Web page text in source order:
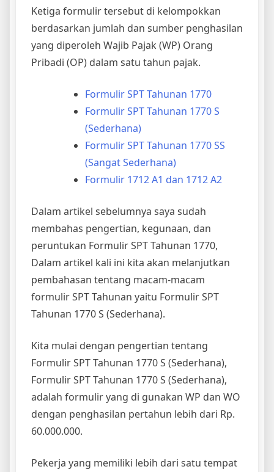
Ketiga formulir tersebut di kelompokkan
berdasarkan jumlah dan sumber penghasilan
yang diperoleh Wajib Pajak (WP) Orang
Pribadi (OP) dalam satu tahun pajak.
Formulir SPT Tahunan 1770
Formulir SPT Tahunan 1770 S
(Sederhana)
Formulir SPT Tahunan 1770 SS
(Sangat Sederhana)
Formulir 1712 A1 dan 1712 A2
Dalam artikel sebelumnya saya sudah
membahas pengertian, kegunaan, dan
peruntukan Formulir SPT Tahunan 1770,
Dalam artikel kali ini kita akan melanjutkan
pembahasan tentang macam-macam
formulir SPT Tahunan yaitu Formulir SPT
Tahunan 1770 S (Sederhana).
Kita mulai dengan pengertian tentang
Formulir SPT Tahunan 1770 S (Sederhana),
Formulir SPT Tahunan 1770 S (Sederhana),
adalah formulir yang di gunakan WP dan WO
dengan penghasilan pertahun lebih dari Rp.
60.000.000.
Pekerja yang memiliki lebih dari satu tempat